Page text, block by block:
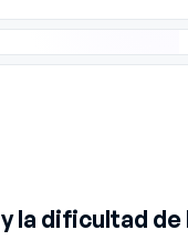
la dificultad